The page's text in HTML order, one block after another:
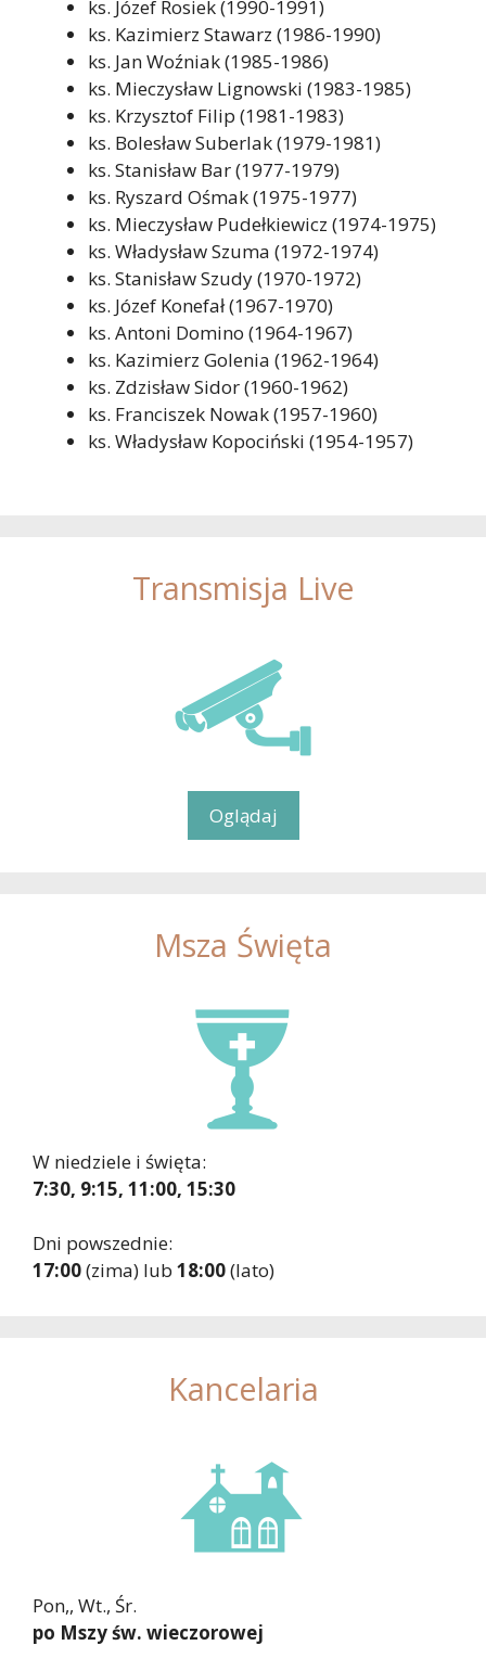
ks. Józef Rosiek (1990-1991)
ks. Kazimierz Stawarz (1986-1990)
ks. Jan Woźniak (1985-1986)
ks. Mieczysław Lignowski (1983-1985)
ks. Krzysztof Filip (1981-1983)
ks. Bolesław Suberlak (1979-1981)
ks. Stanisław Bar (1977-1979)
ks. Ryszard Ośmak (1975-1977)
ks. Mieczysław Pudełkiewicz (1974-1975)
ks. Władysław Szuma (1972-1974)
ks. Stanisław Szudy (1970-1972)
ks. Józef Konefał (1967-1970)
ks. Antoni Domino (1964-1967)
ks. Kazimierz Golenia (1962-1964)
ks. Zdzisław Sidor (1960-1962)
ks. Franciszek Nowak (1957-1960)
ks. Władysław Kopociński (1954-1957)
Transmisja Live
Oglądaj
Msza Święta
W niedziele i święta:
7:30, 9:15, 11:00, 15:30
Dni powszednie:
17:00(zima) lub 18:00(lato)
Kancelaria
Pon,, Wt., Śr.
po Mszy św. wieczorowej